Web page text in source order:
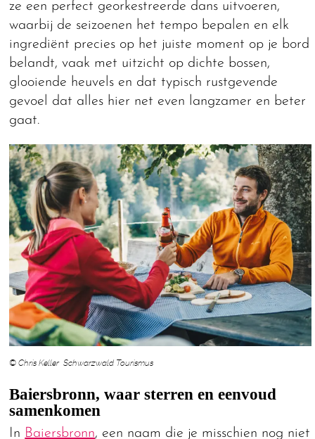
ze een perfect georkestreerde dans uitvoeren,
waarbij de seizoenen het tempo bepalen en elk
ingrediënt precies op het juiste moment op je bord
belandt, vaak met uitzicht op dichte bossen,
glooiende heuvels en dat typisch rustgevende
gevoel dat alles hier net even langzamer en beter
gaat.
© Chris Keller Schwarzwald Tourismus
Baiersbronn, waar sterren en eenvoud
samenkomen
In Baiersbronn, een naam die je misschien nog niet